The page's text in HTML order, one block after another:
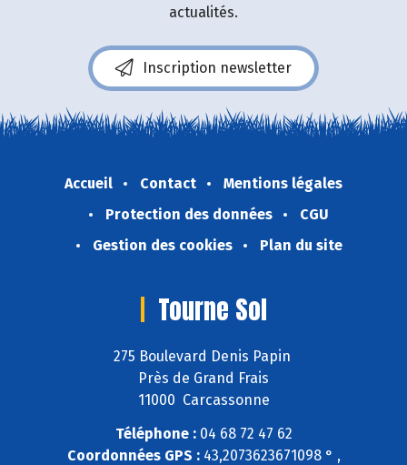
actualités.
Inscription newsletter
Accueil Contact
Mentions légales
Protection des données
CGU
Gestion des cookies
Plan du site
Tourne Sol
275 Boulevard Denis Papin
Près de Grand Frais
11000 Carcassonne
Téléphone :04 68 72 47 62
Coordonnées GPS :43,2073623671098 ° ,